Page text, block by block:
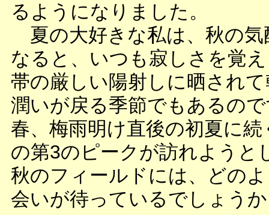
るようになりました。
夏の大好きな私は、秋の
なると、いつも寂しさを覚
帯の厳しい陽射しに晒され
潤いが戻る季節でもあるの
春、梅雨明け直後の初夏に
の第3のピークが訪れようと
秋のフィールドには、どの
会いが待っているでしょう